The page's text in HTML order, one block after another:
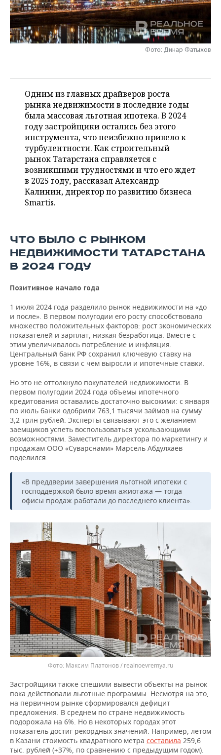
НЕФТЕХИМИЯ
НЕФТЬ
РОЗНИЧНАЯ ТОРГОВЛЯ
ТРАНСПОРТ
НОВОСТИ ТЕХНОЛОГИЙ
IT
МЕРОПРИЯТИЯ
НОВОСТИ МЕРОПРИЯТИЙ
ONLINE-КОНФЕРЕНЦИИ
ОТКРЫТАЯ ЛЕКЦИЯ
СПОРТ
ХОККЕЙ
БАСКЕТБОЛ
ВОЛЕЙБОЛ
КИБЕРСПОРТ
ФИГУРНОЕ КАТАНИЕ
ХОККЕЙ С МЯЧОМ
ВЛАСТЬ
ИНФРАСТРУКТУРА
ИСТОРИЯ
КУЛЬТУРА
МЕДИЦИНА
ПРОИСШЕСТВИЯ
СЮЖЕТЫ
СПРАВОЧНИК
СПИСОК ПЕРСОН
СПИСОК КОМПАНИЙ
ПОЛНАЯ ВЕРСИЯ
Фото: Динар Фатыхов
Одним из главных драйверов роста
рынка недвижимости в последние годы
была массовая льготная ипотека. В 2024
году застройщики остались без этого
инструмента, что неизбежно привело к
турбулентности. Как строительный
рынок Татарстана справляется с
возникшими трудностями и что его ждет
в 2025 году, рассказал Александр
Калинин, директор по развитию бизнеса
Smartis.
ЧТО БЫЛО С РЫНКОМ
НЕДВИЖИМОСТИ ТАТАРСТАНА
В 2024 ГОДУ
Позитивное начало года
1 июля 2024 года разделило рынок недвижимости на «до
и после». В первом полугодии его росту способствовало
множество положительных факторов: рост экономических
показателей и зарплат, низкая безработица. Вместе с
этим увеличивалось потребление и инфляция.
Центральный банк РФ сохранил ключевую ставку на
уровне 16%, в связи с чем выросли и ипотечные ставки.
Но это не оттолкнуло покупателей недвижимости. В
первом полугодии 2024 года объемы ипотечного
кредитования оставались достаточно высокими: с января
по июль банки одобрили 763,1 тысячи займов на сумму
3,2 трлн рублей. Эксперты связывают это с желанием
заемщиков успеть воспользоваться ускользающими
возможностями. Заместитель директора по маркетингу и
продажам ООО «Суварснами» Марсель Абдулхаев
поделился:
«В преддверии завершения льготной ипотеки с
господдержкой было время ажиотажа — тогда
офисы продаж работали до последнего клиента».
Максим Платонов / realnoevremya.ru
Застройщики также спешили вывести объекты на рынок
пока действовали льготные программы. Несмотря на это,
на первичном рынке сформировался дефицит
предложения. В среднем по стране недвижимость
подорожала на 6%. Но в некоторых городах этот
показатель достиг рекордных значений. Например, летом
в Казани стоимость квадратного метра составила 259,6
тыс. рублей (+37%, по сравнению с предыдущим годом).